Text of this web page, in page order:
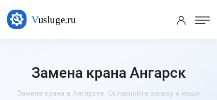
Замена крана Ангарск
Замена крана в Ангарске. Оставляйте заявку и наши